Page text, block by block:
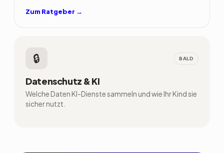
Zum Ratgeber →
🔒 BALD
Datenschutz & KI
Welche Daten KI-Dienste sammeln und wie Ihr Kind sie
sicher nutzt.